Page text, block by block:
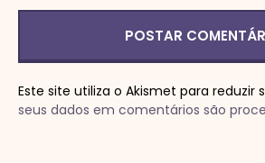
Este site utiliza o Akismet para reduzir
seus dados em comentários são